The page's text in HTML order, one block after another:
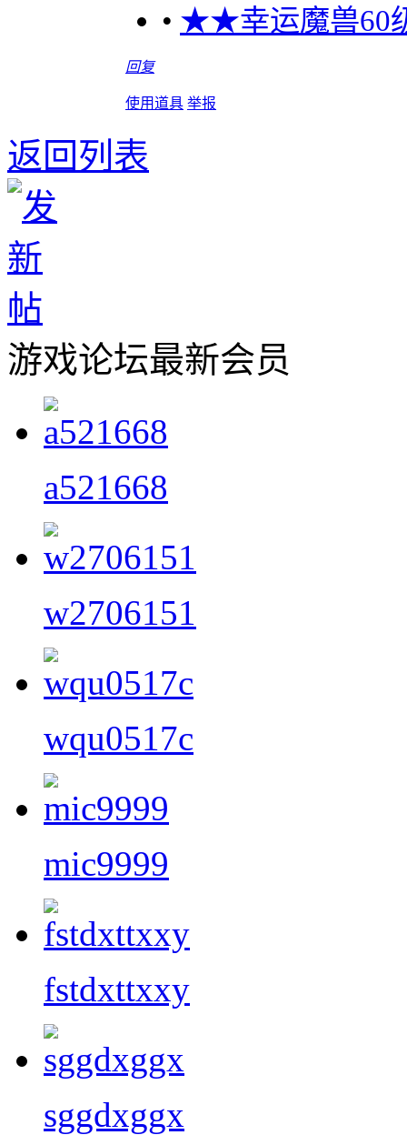
• ★★幸运魔兽60
回复
使用道具 举报
返回列表
游戏论坛最新会员
a521668
w2706151
wqu0517c
mic9999
fstdxttxxy
sggdxggx